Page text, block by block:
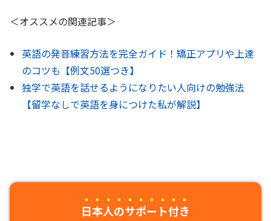
＜オススメの関連記事＞
英語の発音練習方法を完全ガイド！矯正アプリや上達
のコツも【例文50選つき】
独学で英語を話せるようになりたい人向けの勉強法
【留学なしで英語を身につけた私が解説】
日本人のサポート付き